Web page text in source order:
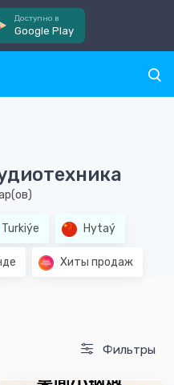
Доступно в
Google Play
Turkiýe Hytaý
Хиты продаж
Фильтры